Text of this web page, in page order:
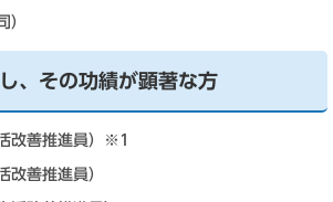
）
、その功績が顕著な方
改善推進員）※1
改善推進員）